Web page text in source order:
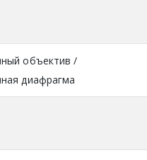
объектив /
диафрагма